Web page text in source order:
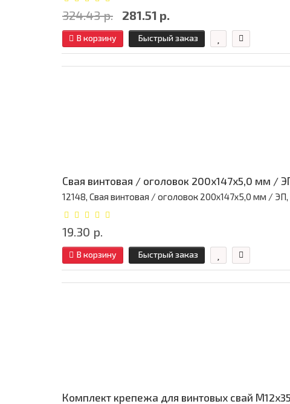
324.43 р. 281.51 р.
В корзину Быстрый заказ
Свая винтовая / оголовок 200x147x5,0 мм /
12148, Свая винтовая / оголовок 200x147x5,0 мм /
19.30 р.
В корзину Быстрый заказ
Комплект крепежа для винтовых свай